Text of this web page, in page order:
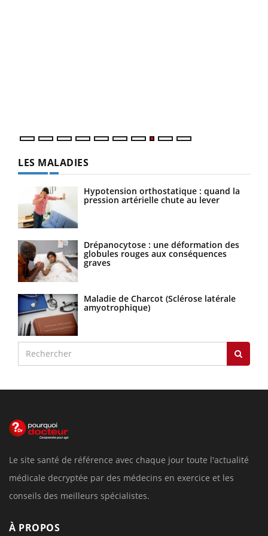
LES MALADIES
Hypotension orthostatique : quand la
pression artérielle chute au lever
Drépanocytose : une déformation des
globules rouges aux conséquences
graves
Maladie de Charcot (Sclérose latérale
amyotrophique)
Le site santé de référence avec chaque jour toute l'actualité
médicale decryptée par des médecins en exercice et les
conseils des meilleurs spécialistes.
À PROPOS